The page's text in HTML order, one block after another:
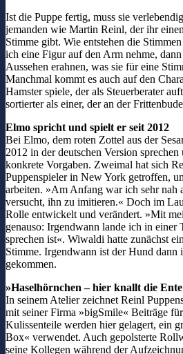
Ist die Puppe fertig, muss sie
jemanden wie Martin Reinl, der ihr
Stimme gibt. Wie entstehen die
ich eine Figur auf den Arm nehme,
Aussehen erahnen, was sie für eine
Manchmal kommt es auch auf den
Hamster spiele, der als Steuerberater
sortierter als einer, der an der
Elmo spricht und spielt er seit 2012
Bei Elmo, dem roten Zottel aus der
2012 in der deutschen Version
konkrete Vorgaben. Zweimal hat sich
Puppenspieler in New York getroffen,
arbeiten. »Am Anfang war ich sehr nah
versucht, ihn zu imitieren.« Doch im
Rolle entwickelt und verändert. »Mit
genauso: Irgendwann lande ich in einer
sprechen ist«. Wiwaldi hatte zunächst
Stimme. Irgendwann ist der Hund dann
gekommen.
»Haselhörnchen – hier knallt die
In seinem Atelier zeichnet Reinl
mit seiner Firma »bigSmile« Beiträge
Kulissenteile werden hier gelagert, ein
Box« verwendet. Auch gepolsterte
seine Kollegen während der